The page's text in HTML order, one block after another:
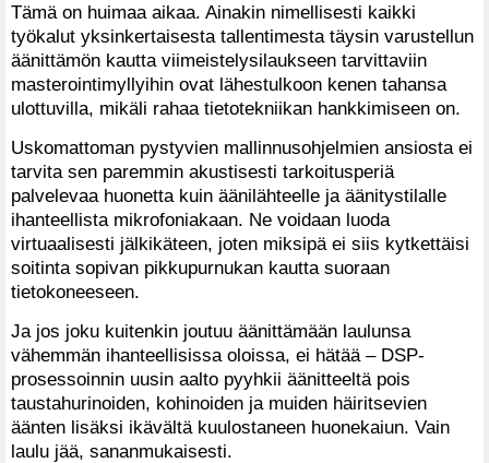
Tämä on huimaa aikaa. Ainakin nimellisesti kaikki
työkalut yksinkertaisesta tallentimesta täysin varustellun
äänittämön kautta viimeistelysilaukseen tarvittaviin
masterointimyllyihin ovat lähestulkoon kenen tahansa
ulottuvilla, mikäli rahaa tietotekniikan hankkimiseen on.
Uskomattoman pystyvien mallinnusohjelmien ansiosta ei
tarvita sen paremmin akustisesti tarkoitusperiä
palvelevaa huonetta kuin äänilähteelle ja äänitystilalle
ihanteellista mikrofoniakaan. Ne voidaan luoda
virtuaalisesti jälkikäteen, joten miksipä ei siis kytkettäisi
soitinta sopivan pikkupurnukan kautta suoraan
tietokoneeseen.
Ja jos joku kuitenkin joutuu äänittämään laulunsa
vähemmän ihanteellisissa oloissa, ei hätää – DSP-
prosessoinnin uusin aalto pyyhkii äänitteeltä pois
taustahurinoiden, kohinoiden ja muiden häiritsevien
äänten lisäksi ikävältä kuulostaneen huonekaiun. Vain
laulu jää, sananmukaisesti.